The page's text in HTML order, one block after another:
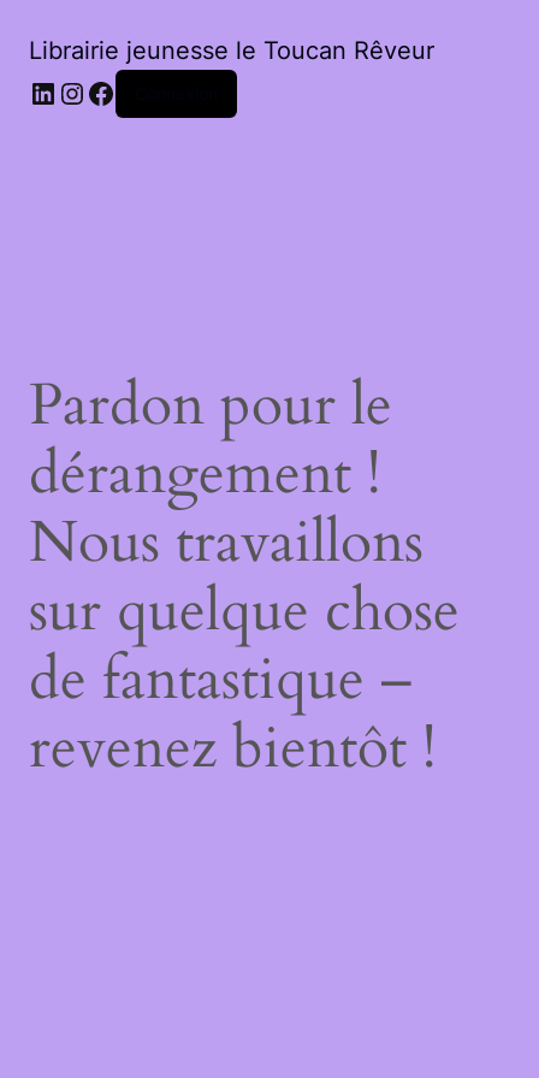
Librairie jeunesse le Toucan Rêveur
LinkedIn
Instagram
Facebook
Pardon pour le
dérangement !
Nous travaillons
sur quelque chose
de fantastique –
revenez bientôt !